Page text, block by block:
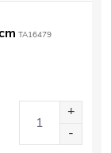
TA16479